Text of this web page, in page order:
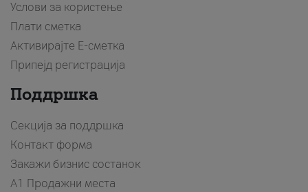
Услови за користење
Плати сметка
Активирајте Е-сметка
Припејд регистрација
Поддршка
Секција за поддршка
Контакт форма
Закажи бизнис состанок
A1 Продажни места